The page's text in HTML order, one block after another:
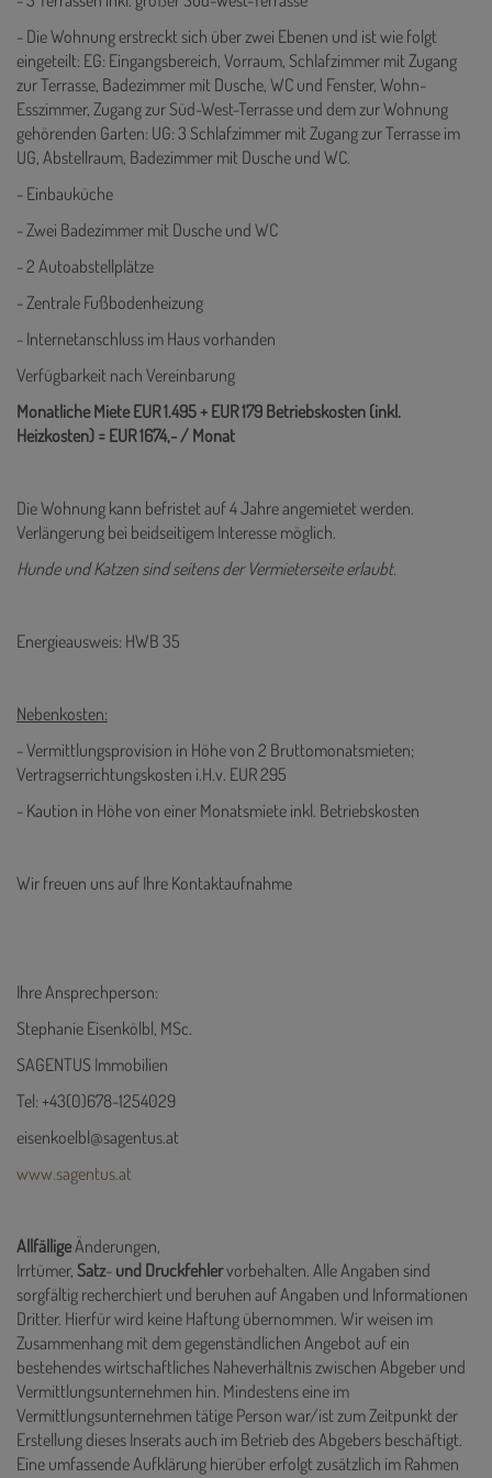
- Die Wohnung erstreckt sich über zwei Ebenen und ist wie folgt
eingeteilt: EG: Eingangsbereich, Vorraum, Schlafzimmer mit Zugang
zur Terrasse, Badezimmer mit Dusche, WC und Fenster, Wohn-
Esszimmer, Zugang zur Süd-West-Terrasse und dem zur Wohnung
gehörenden Garten: UG: 3 Schlafzimmer mit Zugang zur Terrasse im
UG, Abstellraum, Badezimmer mit Dusche und WC.
- Einbauküche
- Zwei Badezimmer mit Dusche und WC
- 2 Autoabstellplätze
- Zentrale Fußbodenheizung
- Internetanschluss im Haus vorhanden
Verfügbarkeit nach Vereinbarung
Monatliche Miete EUR 1.495 + EUR 179 Betriebskosten (inkl.
Heizkosten) = EUR 1674,- / Monat
Die Wohnung kann befristet auf 4 Jahre angemietet werden.
Verlängerung bei beidseitigem Interesse möglich.
Hunde und Katzen sind seitens der Vermieterseite erlaubt.
Energieausweis: HWB 35
Nebenkosten:
- Vermittlungsprovision in Höhe von 2 Bruttomonatsmieten;
Vertragserrichtungskosten i.H.v. EUR 295
- Kaution in Höhe von einer Monatsmiete inkl. Betriebskosten
Wir freuen uns auf Ihre Kontaktaufnahme
Ihre Ansprechperson:
Stephanie Eisenkölbl, MSc.
SAGENTUS Immobilien
Tel: +43(0)678-1254029
eisenkoelbl@sagentus.at
www.sagentus.at
AllfälligeÄnderungen,
Irrtümer, Satz- und Druckfehlervorbehalten. Alle Angaben sind
sorgfältig recherchiert und beruhen auf Angaben und Informationen
Dritter. Hierfür wird keine Haftung übernommen. Wir weisen im
Zusammenhang mit dem gegenständlichen Angebot auf ein
bestehendes wirtschaftliches Naheverhältnis zwischen Abgeber und
Vermittlungsunternehmen hin. Mindestens eine im
Vermittlungsunternehmen tätige Person war/ist zum Zeitpunkt der
Erstellung dieses Inserats auch im Betrieb des Abgebers beschäftigt.
Eine umfassende Aufklärung hierüber erfolgt zusätzlich im Rahmen